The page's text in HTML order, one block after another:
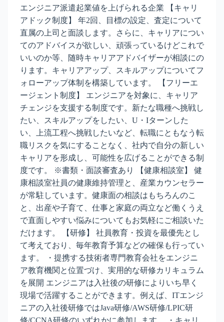
エンジニア派遣起業値を上げられる企業 【キャリ
アドック制度】 年2回、目標の設定、査定について
直属の上司と面談します。さらに、キャリアについ
てのアドバイスが欲しい、頑張っているけどこれで
いいのか等、随時キャリアアドバイザーが相談にの
ります。キャリアアップ、スキルアップについてフ
ォローアップ体制を構築しています。 【フリーエ
ージェント制度】 エンジニアを対象に、キャリア
チェンジを支援する制度です。新たな職種へ挑戦し
たい、スキルアップをしたい、U・Iターンした
い、上流工程へ挑戦したいなど、転職にともなう転
職リスクを気にすることなく、社内で自分の新しい
キャリアを形成し、可能性を広げることができる制
度です。 ※書類・面談審査あり 【健康相談室】 健
康相談室社員の健康維持管理と、産業カウンセラー
が常駐しています。健康面の相談はもちろんのこ
と、出産や子育て、仕事と家庭の両立など働くうえ
で直面しやすい悩みについてもお気軽にご相談いた
だけます。 【研修】 社員教育・投資を最優先とし
て考えており、毎年教育予算などの確保も行ってい
ます。 ・提携する技術者専門教育会社をエンジニ
ア教育機関と位置づけ、実用的な研修カリキュラム
を展開 エンジニアは入社後の研修によりいち早く
現場で活躍することができます。例えば、ITエンジ
ニアの入社後研修ではJava研修/AWS研修/LPIC研
修/CCNA研修のいずれかに参加します。 ・キャリ